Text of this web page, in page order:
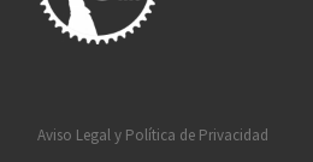
Aviso Legal y Política de Privacidad